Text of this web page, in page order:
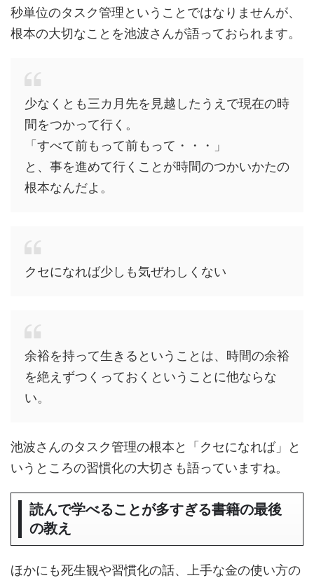
秒単位のタスク管理ということではなりませんが、
根本の大切なことを池波さんが語っておられます。
少なくとも三カ月先を見越したうえで現在の時
間をつかって行く。
「すべて前もって前もって・・・」
と、事を進めて行くことが時間のつかいかたの
根本なんだよ。
クセになれば少しも気ぜわしくない
余裕を持って生きるということは、時間の余裕
を絶えずつくっておくということに他ならな
い。
池波さんのタスク管理の根本と「クセになれば」と
いうところの習慣化の大切さも語っていますね。
読んで学べることが多すぎる書籍の最後
の教え
ほかにも死生観や習慣化の話、上手な金の使い方の